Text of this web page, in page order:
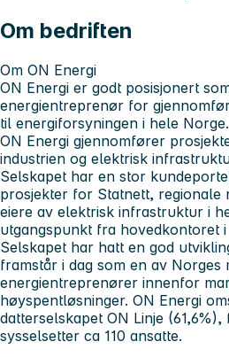
Om bedriften
Om ON Energi
ON Energi er godt posisjonert
energientreprenør for
til energiforsyningen i hele Norge.
ON Energi gjennomfører
industrien og elektrisk
Selskapet har en stor
prosjekter for Statnett, regionale
eiere av elektrisk infrastruktur i
utgangspunkt fra hovedkontoret i
Selskapet har hatt en god
framstår i dag som en av Norges
energientreprenører innenfor
høyspentløsninger. ON Energi
datterselskapet ON Linje
sysselsetter ca 110 ansatte.